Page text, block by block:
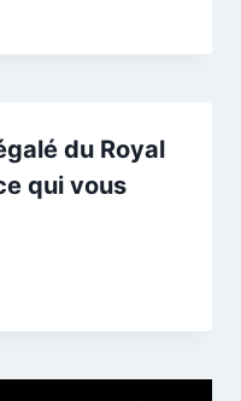
du Royal
qui vous